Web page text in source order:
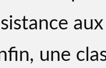
une